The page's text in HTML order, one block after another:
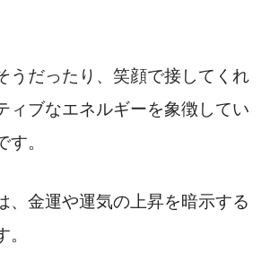
うだったり、笑顔で接してくれ
ィブなエネルギーを象徴してい
す。
、金運や運気の上昇を暗示する